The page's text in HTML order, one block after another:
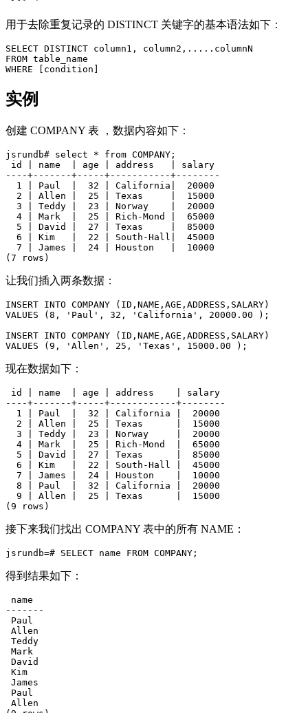
用于去除重复记录的 DISTINCT 关键字的基本语法如下：
SELECT DISTINCT column1, column2,.....columnN
FROM table_name
实例
创建 COMPANY 表 ，数据内容如下：
jsrundb# select * from COMPANY;
id | name  | age | address   | salary
----+-------+-----+-----------+--------
  1 | Paul  |  32 | California|  20000
  2 | Allen |  25 | Texas     |  15000
  3 | Teddy |  23 | Norway    |  20000
  4 | Mark  |  25 | Rich-Mond |  65000
  5 | David |  27 | Texas     |  85000
  6 | Kim   |  22 | South-Hall|  45000
  7 | James |  24 | Houston   |  10000
让我们插入两条数据：
INSERT INTO COMPANY (ID,NAME,AGE,ADDRESS,SALARY)
VALUES (8, 'Paul', 32, 'California', 20000.00 );
INSERT INTO COMPANY (ID,NAME,AGE,ADDRESS,SALARY)
现在数据如下：
id | name  | age | address    | salary
----+-------+-----+------------+--------
  1 | Paul  |  32 | California |  20000
  2 | Allen |  25 | Texas      |  15000
  3 | Teddy |  23 | Norway     |  20000
  4 | Mark  |  25 | Rich-Mond  |  65000
  5 | David |  27 | Texas      |  85000
  6 | Kim   |  22 | South-Hall |  45000
  7 | James |  24 | Houston    |  10000
  8 | Paul  |  32 | California |  20000
  9 | Allen |  25 | Texas      |  15000
接下来我们找出 COMPANY 表中的所有 NAME：
得到结果如下：
name
-------
Paul
Allen
Teddy
Mark
David
Kim
James
Paul
Allen